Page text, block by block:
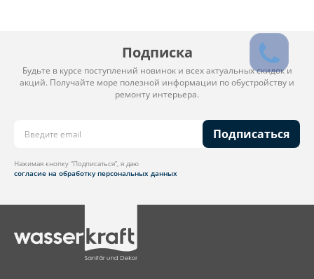
Подписка
Будьте в курсе поступлений новинок и всех актуальных скидок и
акций. Получайте море полезной информации по обустройству и
ремонту интерьера.
Подписаться
Нажимая кнопку “Подписаться”, я даю
согласие на обработку персональных данных